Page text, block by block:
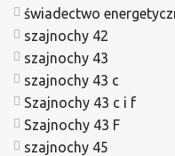
świadectwo
szajnochy 42
szajnochy 43
szajnochy 43 c
Szajnochy 43 c i f
Szajnochy 43 F
szajnochy 45